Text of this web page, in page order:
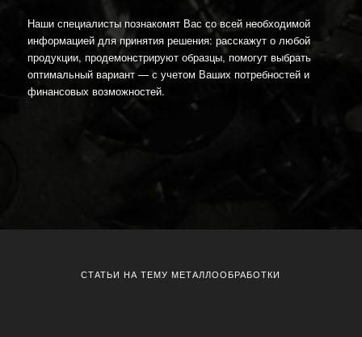
Наши специалисты познакомят Вас со всей необходимой
информацией для принятия решения: расскажут о любой
продукции, продемонстрируют образцы, помогут выбрать
оптимальный вариант — с учетом Ваших потребностей и
финансовых возможностей.
СТАТЬИ НА ТЕМУ МЕТАЛЛООБРАБОТКИ